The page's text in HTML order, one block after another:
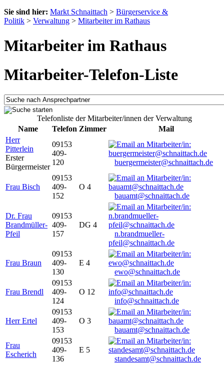
Sie sind hier: Markt Schnaittach > Bürgerservice &
Politik > Verwaltung > Mitarbeiter im Rathaus
Mitarbeiter im Rathaus
Mitarbeiter-Telefon-Liste
Telefonliste der Mitarbeiter/innen der Verwaltung
Name
Telefon Zimmer
Mail
Herr
Pitterlein
Erster
Bürgermeister
09153
409-
120
buergermeister@schnaittach.de
Frau Bisch
09153
409-
152
O 4
bauamt@schnaittach.de
Dr. Frau
Brandmüller-
Pfeil
09153
409-
157
DG 4
n.brandmueller-
pfeil@schnaittach.de
Frau Braun
09153
409-
130
E 4
ewo@schnaittach.de
Frau Brendl
09153
409-
124
O 12
info@schnaittach.de
Herr Ertel
09153
409-
153
O 3
bauamt@schnaittach.de
Frau
Escherich
09153
409-
136
E 5
standesamt@schnaittach.de